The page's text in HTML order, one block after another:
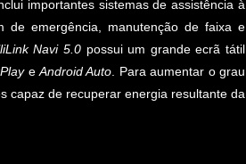
importantes sistemas de assistência à
de emergência, manutenção de faixa e
Navi 5.0possui um grande ecrã tátil
e Android Auto . Para aumentar o grau
capaz de recuperar energia resultante da